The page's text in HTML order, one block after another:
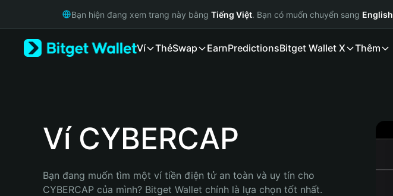
Русский
Bahasa Indonesia
Bạn hiện đang xem trang này bằng Tiếng Việt. Bạn có muốn chuyển sang English
Ví ThẻSwap EarnPredictionsBitget Wallet X Thêm
Ví CYBERCAP
Bạn đang muốn tìm một ví tiền điện tử an toàn và uy tín cho
CYBERCAP của mình? Bitget Wallet chính là lựa chọn tốt nhất.